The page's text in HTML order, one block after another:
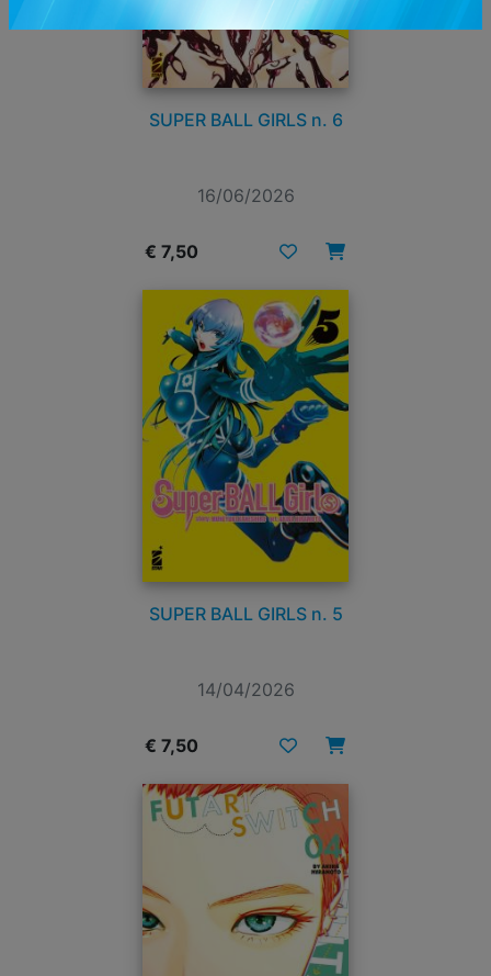
SUPER BALL GIRLS n. 6
16/06/2026
€ 7,50
SUPER BALL GIRLS n. 5
14/04/2026
€ 7,50